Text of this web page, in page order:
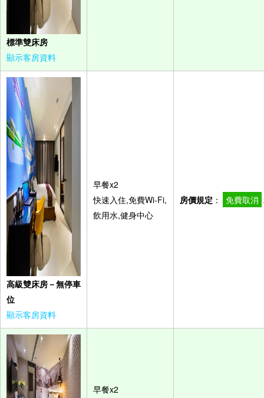
標準雙床房
顯示客房資料
高級雙床房－無停車
位
顯示客房資料
早餐x2
快速入住,免費Wi-Fi,
飲用水,健身中心
房價規定 ： 免費取消
早餐x2